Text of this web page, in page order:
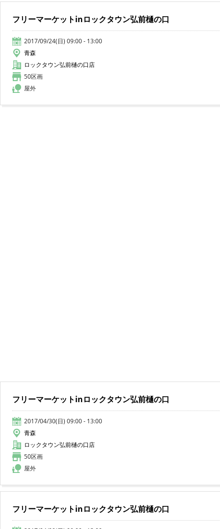
フリーマーケットinロックタウン弘前樋の口
2017/09/24(日) 09:00 - 13:00
青森
ロックタウン弘前樋の口店
50区画
屋外
フリーマーケットinロックタウン弘前樋の口
2017/04/30(日) 09:00 - 13:00
青森
ロックタウン弘前樋の口店
50区画
屋外
フリーマーケットinロックタウン弘前樋の口